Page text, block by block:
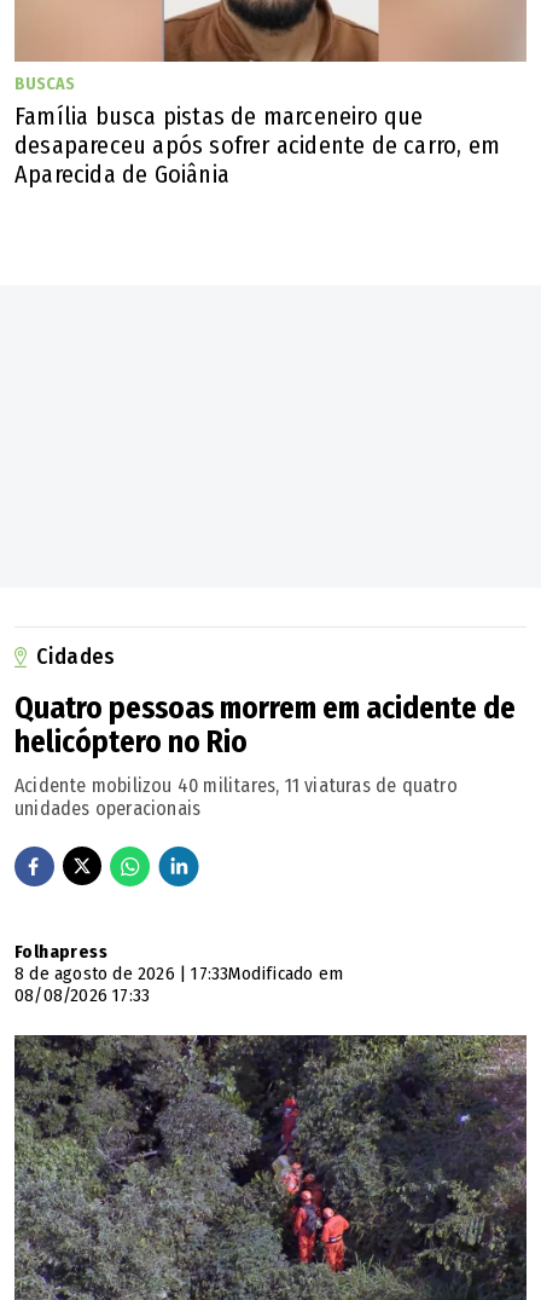
BUSCAS
Família busca pistas de marceneiro que
desapareceu após sofrer acidente de carro, em
Aparecida de Goiânia
Cidades
Quatro pessoas morrem em acidente de
helicóptero no Rio
Acidente mobilizou 40 militares, 11 viaturas de quatro
unidades operacionais
Folhapress
8 de agosto de 2026 | 17:33Modificado em
08/08/2026 17:33